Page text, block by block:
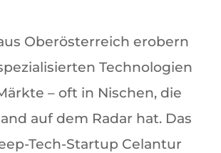
Oberösterreich erobern
Technologien
– oft in Nischen, die
auf dem Radar hat. Das
Tech-Startup Celantur